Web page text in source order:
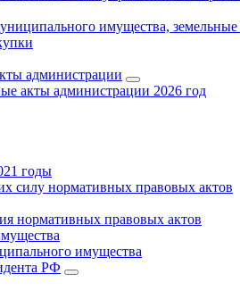
имущества, земельные
администрации
акты администрации 2026 год
годы
силу нормативных правовых актов
нормативных правовых актов
имущества
РФ